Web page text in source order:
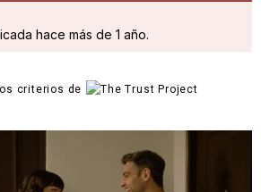
hace más de 1 año.
criterios de